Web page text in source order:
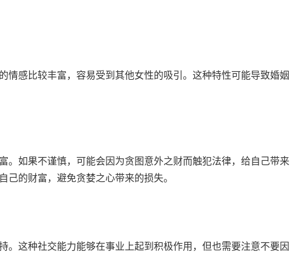
情感比较丰富，容易受到其他女性的吸引。这种特性可能导致婚姻
。如果不谨慎，可能会因为贪图意外之财而触犯法律，给自己带来
己的财富，避免贪婪之心带来的损失。
这种社交能力能够在事业上起到积极作用，但也需要注意不要因